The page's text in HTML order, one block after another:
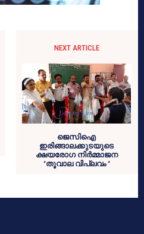
NEXT ARTICLE
ജെസിഐ
ഇരിങ്ങാലക്കുടയുടെ
ക്ഷയരോഗ നിര്‍മ്മാജന
‘തൂവാല വിപ്ലവം ‘